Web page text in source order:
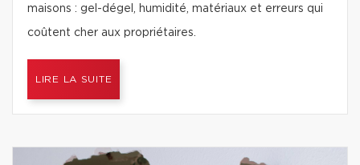
maisons : gel-dégel, humidité, matériaux et erreurs qui
coûtent cher aux propriétaires.
LIRE LA SUITE